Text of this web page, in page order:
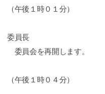
（午後１時０１分）
委員長
委員会を再開します。
（午後１時０４分）